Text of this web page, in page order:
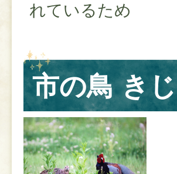
れているため
市の鳥 きじ